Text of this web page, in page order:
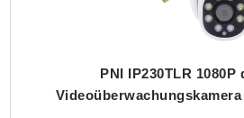
PNI IP230TLR 1080P
Videoüberwachungskamera